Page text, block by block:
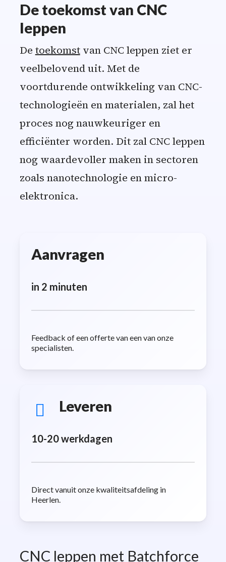
De toekomst van CNC
leppen
De toekomstvan CNC leppen ziet er
veelbelovend uit. Met de
voortdurende ontwikkeling van CNC-
technologieën en materialen, zal het
proces nog nauwkeuriger en
efficiënter worden. Dit zal CNC leppen
nog waardevoller maken in sectoren
zoals nanotechnologie en micro-
elektronica.
Aanvragen
in 2 minuten
Feedback of een offerte van een van onze
specialisten.
Leveren
10-20 werkdagen
Direct vanuit onze kwaliteitsafdeling in
Heerlen.
CNC leppen met Batchforce